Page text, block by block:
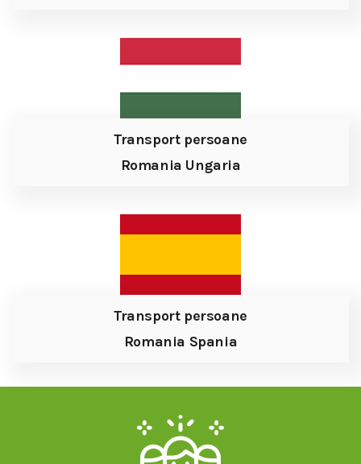
Transport persoane
Romania Ungaria
Transport persoane
Romania Spania